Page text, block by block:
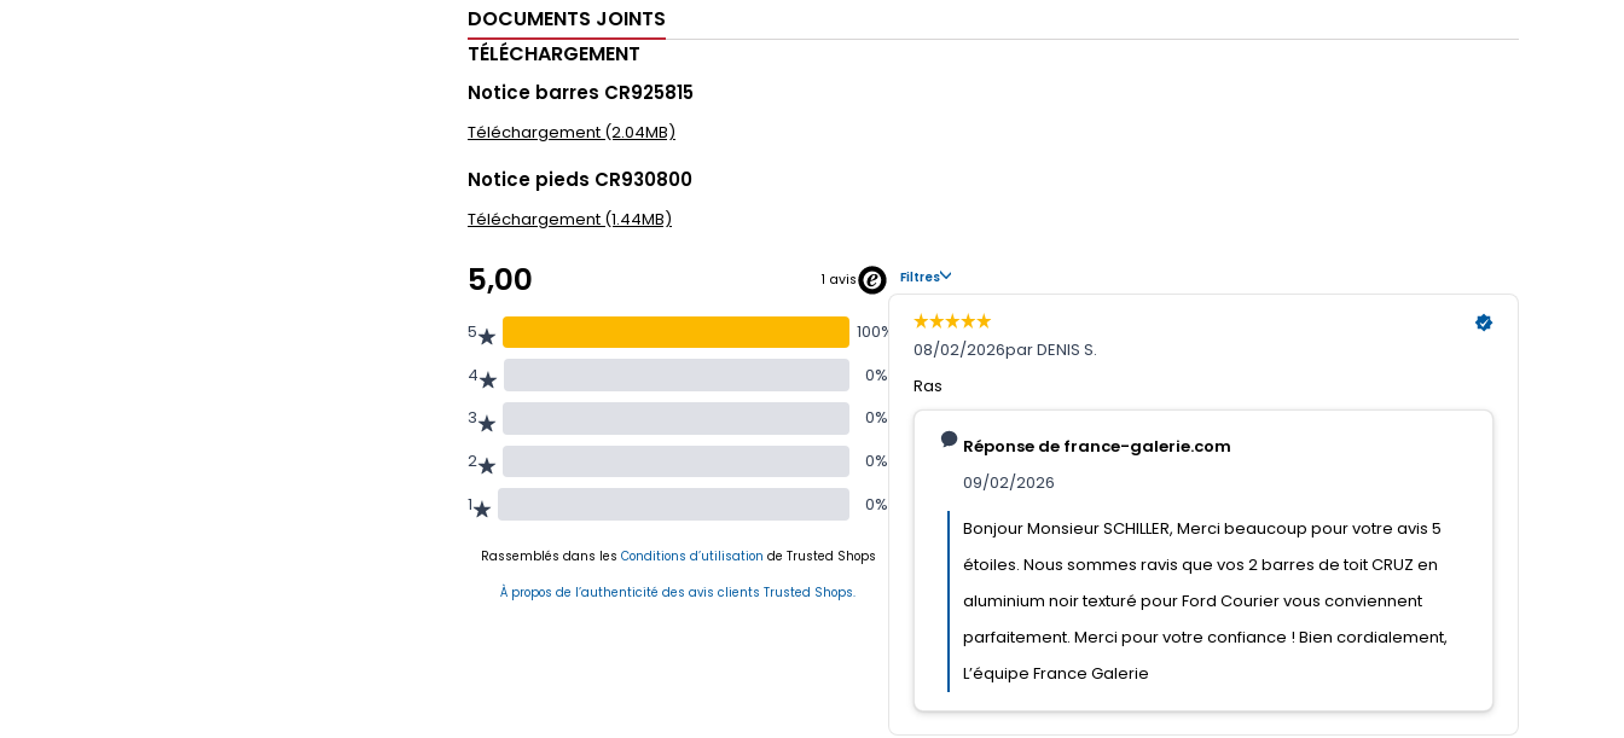
DOCUMENTS JOINTS
TÉLÉCHARGEMENT
Notice barres CR925815
Téléchargement (2.04MB)
Notice pieds CR930800
Téléchargement (1.44MB)